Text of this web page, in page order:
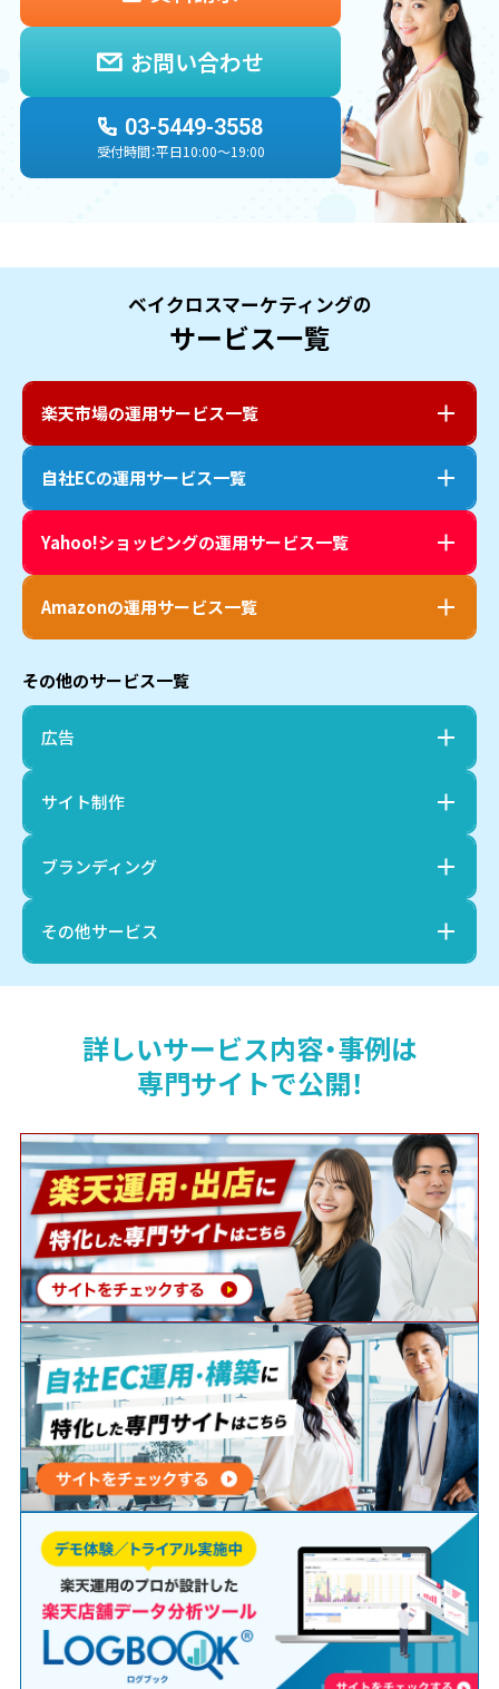
03-5449-3558
受付時間：平日10:00〜19:00
お問い合わせ
ベイクロスマーケティングの
サービス一覧
楽天市場の運用サービス一覧
自社ECの運用サービス一覧
Yahoo!ショッピングの運用サービス一覧
Amazonの運用サービス一覧
その他のサービス一覧
広告
サイト制作
ブランディング
その他サービス
詳しいサービス内容・事例は
専門サイトで公開！